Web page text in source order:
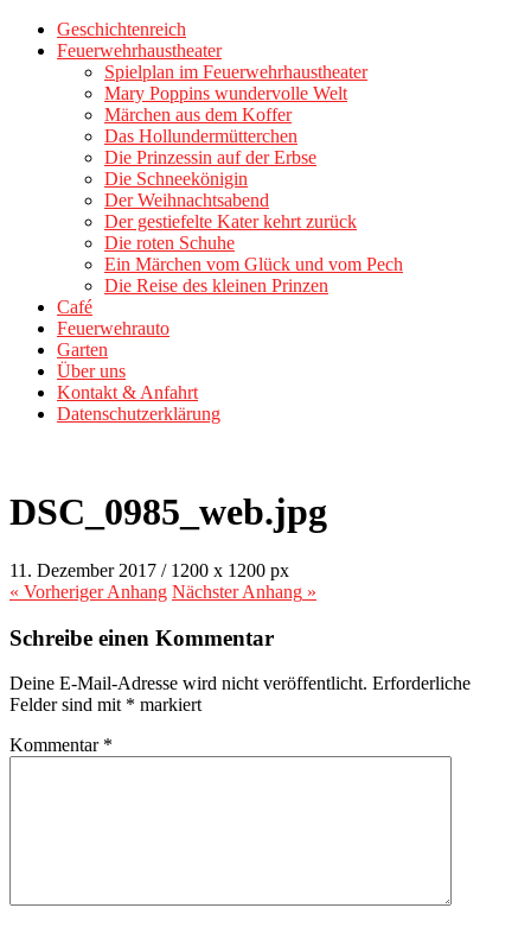
Geschichtenreich
Feuerwehrhaustheater
Spielplan im Feuerwehrhaustheater
Mary Poppins wundervolle Welt
Märchen aus dem Koffer
Das Hollundermütterchen
Die Prinzessin auf der Erbse
Die Schneekönigin
Der Weihnachtsabend
Der gestiefelte Kater kehrt zurück
Die roten Schuhe
Ein Märchen vom Glück und vom Pech
Die Reise des kleinen Prinzen
Café
Feuerwehrauto
Garten
Über uns
Kontakt & Anfahrt
Datenschutzerklärung
DSC_0985_web.jpg
11. Dezember 2017 / 1200 x 1200 px
« VorherigerAnhang NächsterAnhang »
Schreibe einen Kommentar
Deine E-Mail-Adresse wird nicht veröffentlicht. Erforderliche
Felder sind mit * markiert
Kommentar *